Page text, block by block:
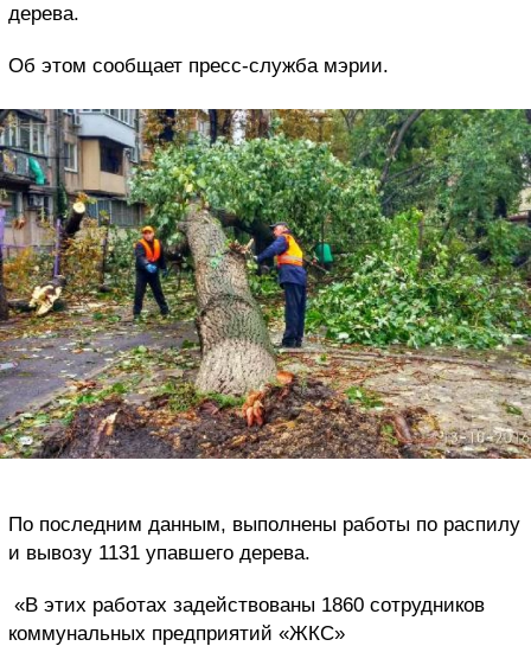
дерева.
Об этом сообщает пресс-служба мэрии.
По последним данным, выполнены работы по распилу
и вывозу 1131 упавшего дерева.
«В этих работах задействованы 1860 сотрудников
коммунальных предприятий «ЖКС»